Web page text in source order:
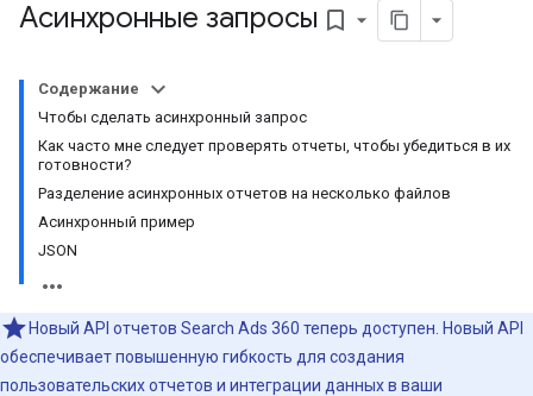
Асинхронные запросы bookmark_border
Содержание
Чтобы сделать асинхронный запрос
Как часто мне следует проверять отчеты, чтобы убедиться в их
готовности?
Разделение асинхронных отчетов на несколько файлов
Асинхронный пример
JSON
Новый API отчетов Search Ads 360 теперь доступен. Новый API
обеспечивает повышенную гибкость для создания
пользовательских отчетов и интеграции данных в ваши